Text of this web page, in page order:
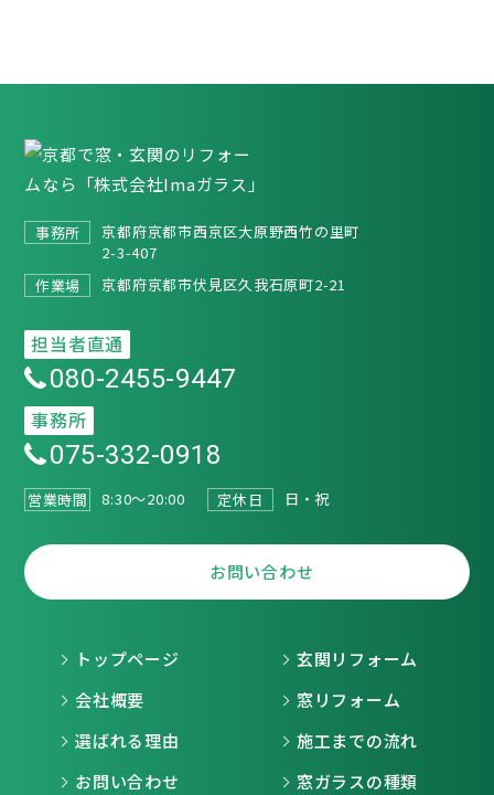
事務所
京都府京都市西京区大原野西竹の里町
2-3-407
作業場
京都府京都市伏見区久我石原町2-21
担当者直通
080-2455-9447
事務所
075-332-0918
営業時間 8:30～20:00 定休日 日・祝
お問い合わせ
トップページ
会社概要
選ばれる理由
お問い合わせ
玄関リフォーム
窓リフォーム
施工までの流れ
窓ガラスの種類